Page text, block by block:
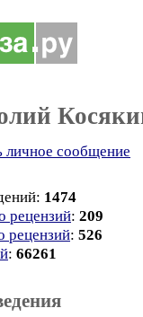
личное сообщение
1474
рецензий: 209
рецензий: 526
: 66261